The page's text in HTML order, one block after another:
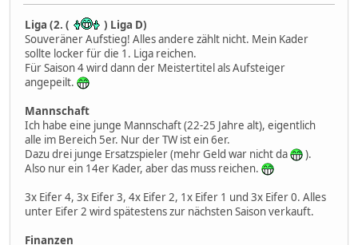
Liga (2. (
) Liga D)
Souveräner Aufstieg! Alles andere zählt nicht. Mein Kader
sollte locker für die 1. Liga reichen.
Für Saison 4 wird dann der Meistertitel als Aufsteiger
angepeilt.
Mannschaft
Ich habe eine junge Mannschaft (22-25 Jahre alt), eigentlich
alle im Bereich 5er. Nur der TW ist ein 6er.
Dazu drei junge Ersatzspieler (mehr Geld war nicht da
).
Also nur ein 14er Kader, aber das muss reichen.
3x Eifer 4, 3x Eifer 3, 4x Eifer 2, 1x Eifer 1 und 3x Eifer 0. Alles
unter Eifer 2 wird spätestens zur nächsten Saison verkauft.
Finanzen